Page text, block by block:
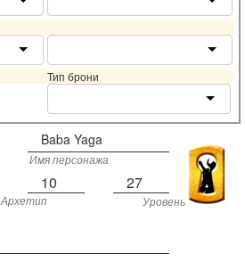
Тип брони
Baba Yaga
Имя персонажа
10 27
Архетип
Уровень